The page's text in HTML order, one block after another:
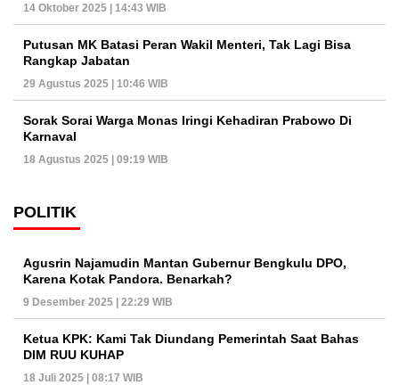
14 Oktober 2025 | 14:43 WIB
Putusan MK Batasi Peran Wakil Menteri, Tak Lagi Bisa
Rangkap Jabatan
29 Agustus 2025 | 10:46 WIB
Sorak Sorai Warga Monas Iringi Kehadiran Prabowo Di
Karnaval
18 Agustus 2025 | 09:19 WIB
POLITIK
Agusrin Najamudin Mantan Gubernur Bengkulu DPO,
Karena Kotak Pandora. Benarkah?
9 Desember 2025 | 22:29 WIB
Ketua KPK: Kami Tak Diundang Pemerintah Saat Bahas
DIM RUU KUHAP
18 Juli 2025 | 08:17 WIB